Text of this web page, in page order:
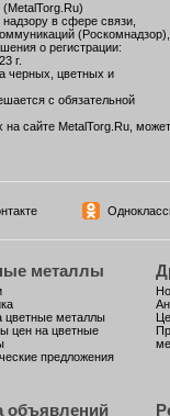
в сфере связи,
(Роскомнадзор),
о регистрации:
г.
черных, цветных и
с обязательной
сайте MetalTorg.Ru, может
металлы
цветные металлы
цен на цветные
предложения
объявлений